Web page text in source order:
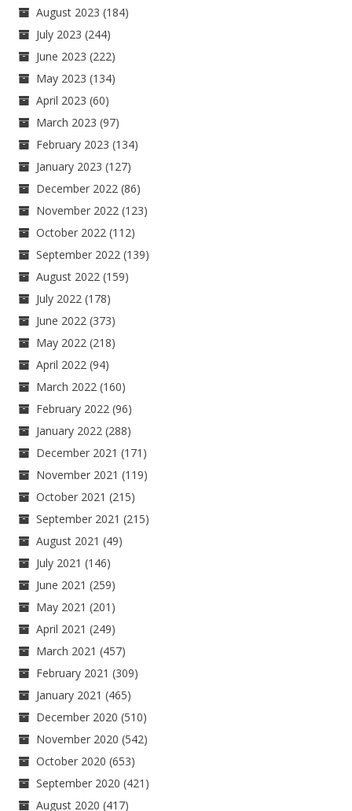
August 2023 (184)
July 2023 (244)
June 2023 (222)
May 2023 (134)
April 2023 (60)
March 2023 (97)
February 2023 (134)
January 2023 (127)
December 2022 (86)
November 2022 (123)
October 2022 (112)
September 2022 (139)
August 2022 (159)
July 2022 (178)
June 2022 (373)
May 2022 (218)
April 2022 (94)
March 2022 (160)
February 2022 (96)
January 2022 (288)
December 2021 (171)
November 2021 (119)
October 2021 (215)
September 2021 (215)
August 2021 (49)
July 2021 (146)
June 2021 (259)
May 2021 (201)
April 2021 (249)
March 2021 (457)
February 2021 (309)
January 2021 (465)
December 2020 (510)
November 2020 (542)
October 2020 (653)
September 2020 (421)
August 2020 (417)